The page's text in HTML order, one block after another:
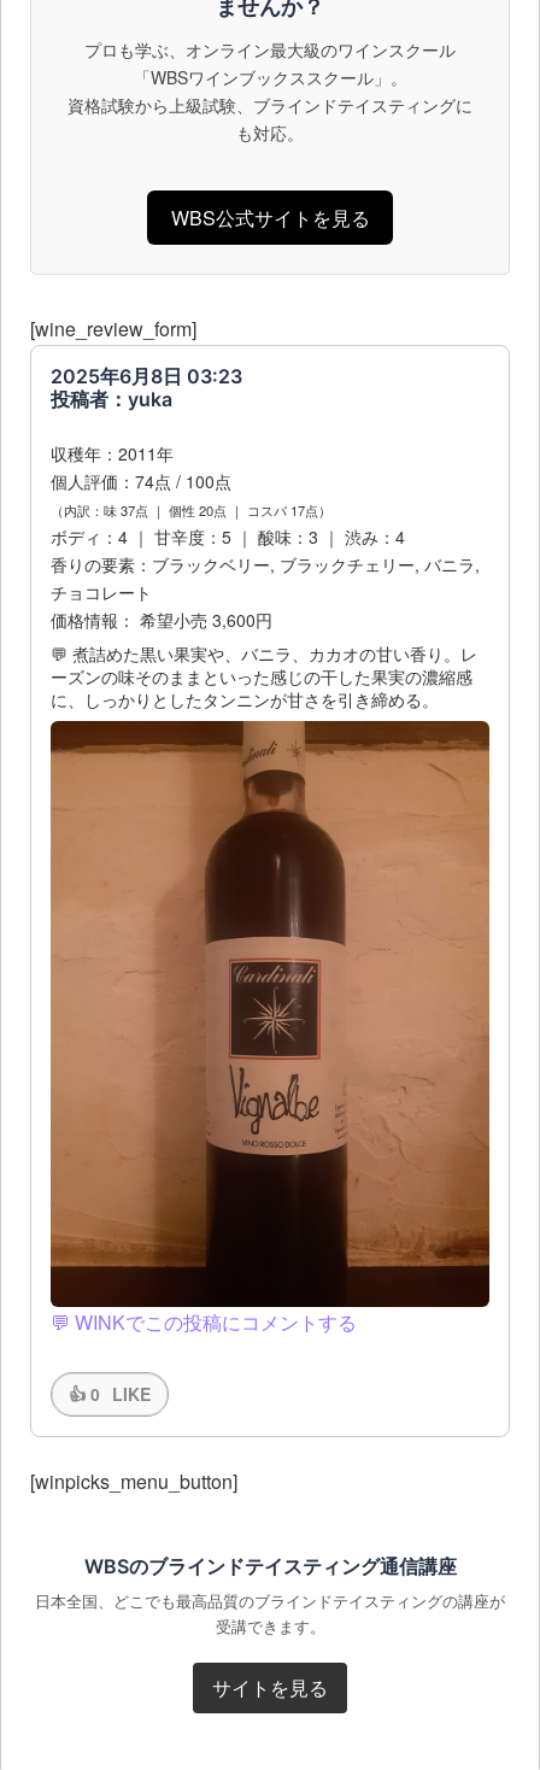
ませんか？
プロも学ぶ、オンライン最大級のワインスクール
「WBSワインブックススクール」。
資格試験から上級試験、ブラインドテイスティングに
も対応。
WBS公式サイトを見る
[wine_review_form]
2025年6月8日 03:23
投稿者：yuka
収穫年：2011年
個人評価：74点 / 100点
（内訳：味 37点 ｜ 個性 20点 ｜ コスパ 17点）
ボディ：4 ｜ 甘辛度：5 ｜ 酸味：3 ｜ 渋み：4
香りの要素：ブラックベリー, ブラックチェリー, バニラ,
チョコレート
価格情報： 希望小売 3,600円
💬 煮詰めた黒い果実や、バニラ、カカオの甘い香り。レ
ーズンの味そのままといった感じの干した果実の濃縮感
に、しっかりとしたタンニンが甘さを引き締める。
💬 WINKでこの投稿にコメントする
👍 0 LIKE
[winpicks_menu_button]
WBSのブラインドテイスティング通信講座
日本全国、どこでも最高品質のブラインドテイスティングの講座が
受講できます。
サイトを見る